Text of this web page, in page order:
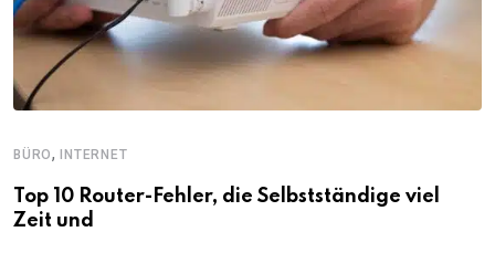
BÜRO, INTERNET
Top 10 Router-Fehler, die Selbstständige viel
Zeit und